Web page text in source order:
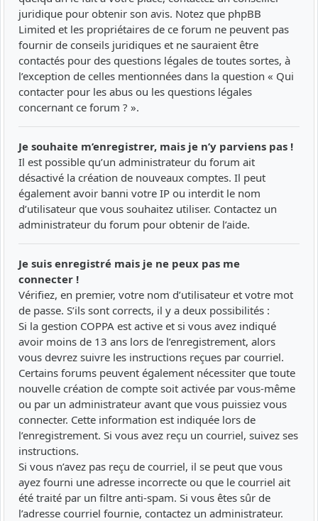
juridique pour obtenir son avis. Notez que phpBB
Limited et les propriétaires de ce forum ne peuvent pas
fournir de conseils juridiques et ne sauraient être
contactés pour des questions légales de toutes sortes, à
l’exception de celles mentionnées dans la question « Qui
contacter pour les abus ou les questions légales
concernant ce forum ? ».
Je souhaite m’enregistrer, mais je n’y parviens pas !
Il est possible qu’un administrateur du forum ait
désactivé la création de nouveaux comptes. Il peut
également avoir banni votre IP ou interdit le nom
d’utilisateur que vous souhaitez utiliser. Contactez un
administrateur du forum pour obtenir de l’aide.
Je suis enregistré mais je ne peux pas me
connecter !
Vérifiez, en premier, votre nom d’utilisateur et votre mot
de passe. S’ils sont corrects, il y a deux possibilités :
Si la gestion COPPA est active et si vous avez indiqué
avoir moins de 13 ans lors de l’enregistrement, alors
vous devrez suivre les instructions reçues par courriel.
Certains forums peuvent également nécessiter que toute
nouvelle création de compte soit activée par vous-même
ou par un administrateur avant que vous puissiez vous
connecter. Cette information est indiquée lors de
l’enregistrement. Si vous avez reçu un courriel, suivez ses
instructions.
Si vous n’avez pas reçu de courriel, il se peut que vous
ayez fourni une adresse incorrecte ou que le courriel ait
été traité par un filtre anti-spam. Si vous êtes sûr de
l’adresse courriel fournie, contactez un administrateur.